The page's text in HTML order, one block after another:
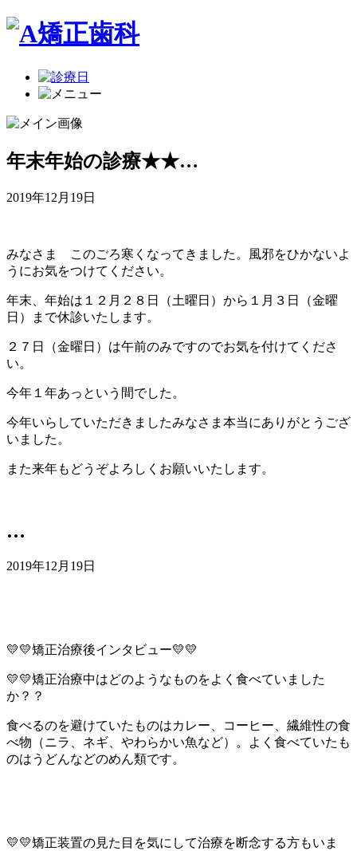
年末年始の診療★★…
2019年12月19日
みなさま このごろ寒くなってきました。風邪をひかないよ
うにお気をつけてください。
年末、年始は１２月２８日（土曜日）から１月３日（金曜
日）まで休診いたします。
２７日（金曜日）は午前のみですのでお気を付けてくださ
い。
今年１年あっという間でした。
今年いらしていただきましたみなさま本当にありがとうござ
いました。
また来年もどうぞよろしくお願いいたします。
…
2019年12月19日
💛💛矯正治療後インタビュー💛💛
💛💛矯正治療中はどのようなものをよく食べていました
か？？
食べるのを避けていたものはカレー、コーヒー、繊維性の食
べ物（ニラ、ネギ、やわらかい魚など）。よく食べていたも
のはうどんなどのめん類です。
💛💛矯正装置の見た目を気にして治療を断念する方もいま